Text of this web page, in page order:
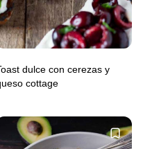
dulce con cerezas y
cottage